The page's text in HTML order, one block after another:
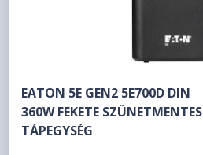
EATON 5E GEN2 5E700D DIN
360W FEKETE SZÜNETMENTES
TÁPEGYSÉG